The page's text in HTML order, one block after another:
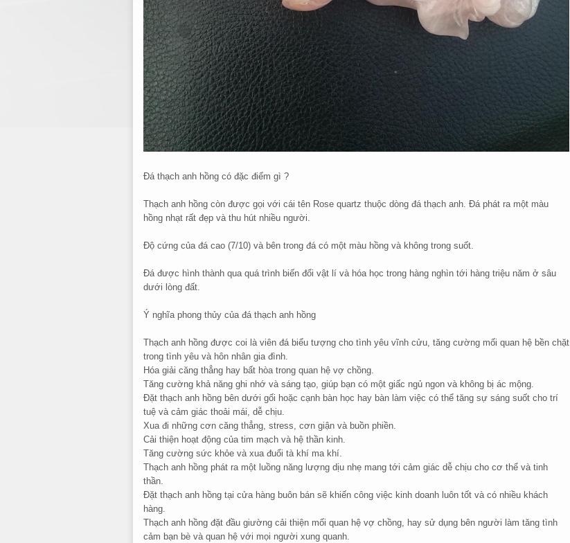
Đá thạch anh hồng có đặc điểm gì ?
Thạch anh hồng còn được gọi với cái tên Rose quartz thuộc dòng đá thạch anh. Đá phát ra một màu
hồng nhạt rất đẹp và thu hút nhiều người.
Độ cứng của đá cao (7/10) và bên trong đá có một màu hồng và không trong suốt.
Đá được hình thành qua quá trình biến đổi vật lí và hóa học trong hàng nghìn tới hàng triệu năm ở sâu
dưới lòng đất.
Ý nghĩa phong thủy của đá thạch anh hồng
Thạch anh hồng được coi là viên đá biểu tượng cho tình yêu vĩnh cửu, tăng cường mối quan hệ bền chặt
trong tình yêu và hôn nhân gia đình.
Hóa giải căng thẳng hay bất hòa trong quan hệ vợ chồng.
Tăng cường khả năng ghi nhớ và sáng tạo, giúp bạn có một giấc ngủ ngon và không bị ác mộng.
Đặt thạch anh hồng bên dưới gối hoặc cạnh bàn học hay bàn làm việc có thể tăng sự sáng suốt cho trí
tuệ và cảm giác thoải mái, dễ chịu.
Xua đi những cơn căng thẳng, stress, cơn giận và buồn phiền.
Cải thiện hoạt động của tim mạch và hệ thần kinh.
Tăng cường sức khỏe và xua đuổi tà khí ma khí.
Thạch anh hồng phát ra một luồng năng lượng dịu nhẹ mang tới cảm giác dễ chịu cho cơ thể và tinh
thần.
Đặt thạch anh hồng tại cửa hàng buôn bán sẽ khiến công việc kinh doanh luôn tốt và có nhiều khách
hàng.
Thạch anh hồng đặt đầu giường cải thiện mối quan hệ vợ chồng, hay sử dụng bên người làm tăng tình
cảm bạn bè và quan hệ với mọi người xung quanh.